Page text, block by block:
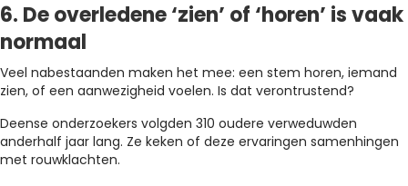
6. De overledene ‘zien’ of ‘horen’ is vaak
normaal
Veel nabestaanden maken het mee: een stem horen, iemand
zien, of een aanwezigheid voelen. Is dat verontrustend?
Deense onderzoekers volgden 310 oudere verweduwden
anderhalf jaar lang. Ze keken of deze ervaringen samenhingen
met rouwklachten.